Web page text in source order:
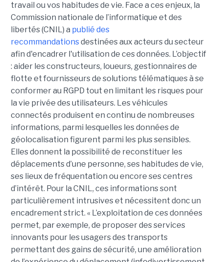
travail ou vos habitudes de vie. Face a ces enjeux, la
Commission nationale de l’informatique et des
libertés (CNIL) a publié des
recommandationsdestinées aux acteurs du secteur
afin d'encadrer l'utilisation de ces données. L’objectif
: aider les constructeurs, loueurs, gestionnaires de
flotte et fournisseurs de solutions télématiques à se
conformer au RGPD tout en limitant les risques pour
la vie privée des utilisateurs. Les véhicules
connectés produisent en continu de nombreuses
informations, parmi lesquelles les données de
géolocalisation figurent parmi les plus sensibles.
Elles donnent la possibilité de reconstituer les
déplacements d’une personne, ses habitudes de vie,
ses lieux de fréquentation ou encore ses centres
d’intérêt. Pour la CNIL, ces informations sont
particulièrement intrusives et nécessitent donc un
encadrement strict. « L’exploitation de ces données
permet, par exemple, de proposer des services
innovants pour les usagers des transports
permettant des gains de sécurité, une amélioration